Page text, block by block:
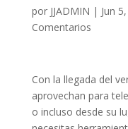
por JJADMIN | Jun
Comentarios
Con la llegada del
aprovechan para
o incluso desde su